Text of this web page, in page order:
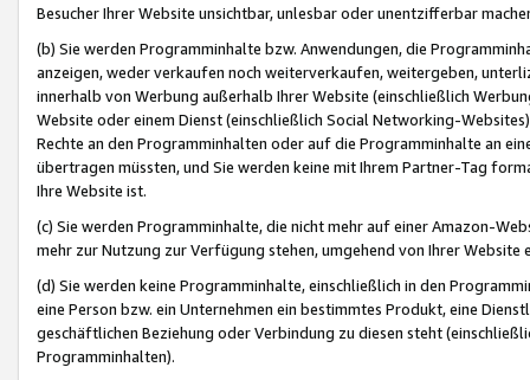
Besucher Ihrer Website unsichtbar, unlesbar oder unentzifferbar
(b) Sie werden Programminhalte bzw. Anwendungen, die
anzeigen, weder verkaufen noch weiterverkaufen, weitergeben,
innerhalb von Werbung außerhalb Ihrer Website (einschließlich
Website oder einem Dienst (einschließlich Social Networking-
Rechte an den Programminhalten oder auf die Programminhalte an
übertragen müssten, und Sie werden keine mit Ihrem Partner-Tag
Ihre Website ist.
(c) Sie werden Programminhalte, die nicht mehr auf einer Amazon-
mehr zur Nutzung zur Verfügung stehen, umgehend von Ihrer
(d) Sie werden keine Programminhalte, einschließlich in den
eine Person bzw. ein Unternehmen ein bestimmtes Produkt, eine
geschäftlichen Beziehung oder Verbindung zu diesen steht
Programminhalten).